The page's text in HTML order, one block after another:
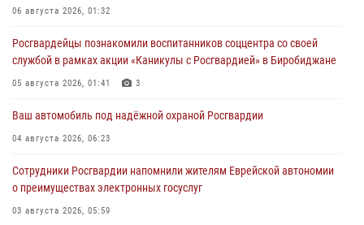
06 августа 2026, 01:32
Росгвардейцы познакомили воспитанников соццентра со своей
службой в рамках акции «Каникулы с Росгвардией» в Биробиджане
05 августа 2026, 01:41 3
Ваш автомобиль под надёжной охраной Росгвардии
04 августа 2026, 06:23
Сотрудники Росгвардии напомнили жителям Еврейской автономии
о преимуществах электронных госуслуг
03 августа 2026, 05:59